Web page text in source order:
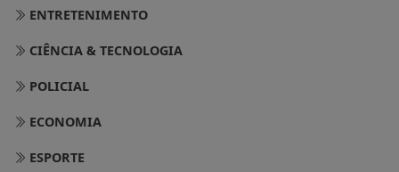
ENTRETENIMENTO
CIÊNCIA & TECNOLOGIA
POLICIAL
ECONOMIA
ESPORTE